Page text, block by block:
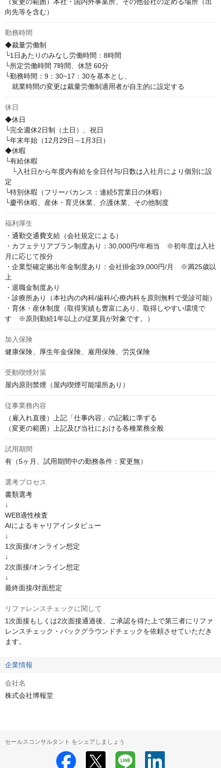
（変更の範囲）本社・国内外事業所、その他会社の定める場所（出
向先等を含む）
勤務時間
◆裁量労働制
└1日あたりのみなし労働時間：8時間
└所定労働時間 7時間、休憩 60分
└勤務時間：9：30~17：30を基本とし、
就業時間の変更は裁量労働制適用者が自主的に設定する
休日
◆休日
└完全週休2日制（土日）、祝日
└年末年始（12月29日～1月3日）
◆休暇
└有給休暇
└入社日から年度内有給を全日付与/日数は入社月により個別に設
定
└特別休暇（フリーバカンス：連続5営業日の休暇）
└慶弔休暇、産休・育児休業、介護休業、その他制度
福利厚生
・通勤交通費支給（会社規定による）
・カフェテリアプラン制度あり：30,000円/年相当　※初年度は入社
月に応じて按分
・企業型確定拠出年金制度あり：会社掛金39,000円/月　※満25歳以
上
・退職金制度あり
・診療所あり（本社内の内科/歯科/心療内科を原則無料で受診可能）
・育休・産休制度（取得実績も豊富にあり、取得しやすい環境で
す　※原則勤続1年以上の従業員が対象です。）
加入保険
健康保険、厚生年金保険、雇用保険、労災保険
受動喫煙対策
屋内原則禁煙（屋内喫煙可能場所あり）
従事業務内容
（雇入れ直後）上記「仕事内容」の記載に準ずる
（変更の範囲）上記及び当社における各種業務全般
試用期間
有（5ヶ月、試用期間中の勤務条件：変更無）
選考プロセス
書類選考
↓
WEB適性検査
AIによるキャリアインタビュー
↓
1次面接/オンライン想定
↓
2次面接/オンライン想定
↓
最終面接/対面想定
リファレンスチェックに関して
1次面接もしくは2次面接通過後、ご承認を得た上で第三者にリファ
レンスチェック・バックグラウンドチェックを依頼させていただき
ます。
企業情報
会社名
株式会社博報堂
セールスコンサルタント をシェアしましょう